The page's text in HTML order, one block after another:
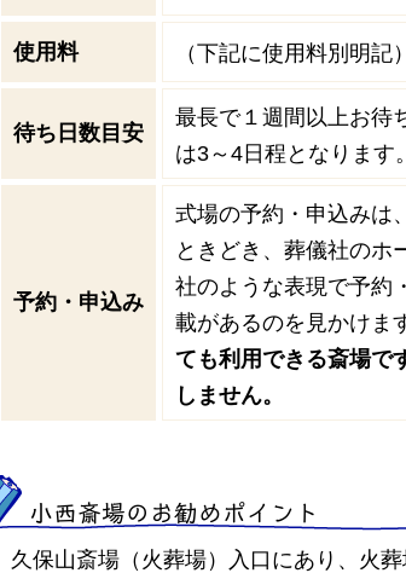
使用料 （下記に使用料別明記）
待ち日数目安
最長で１週間以上お待
は3～4日程となります。
予約・申込み
式場の予約・申込みは
ときどき、葬儀社のホ
社のような表現で予約
載があるのを見かけま
ても利用できる斎場で
しません。
小西斎場のお勧めポイント
久保山斎場（火葬場）入口にあり、火葬